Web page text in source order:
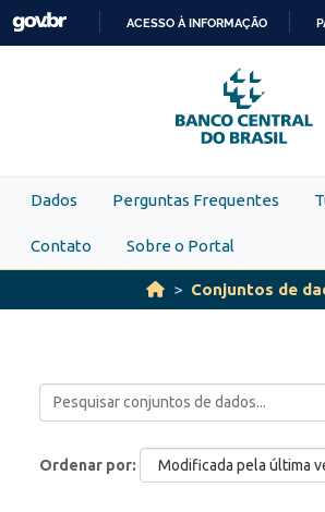
Skip to main content
PARA
O
CONTEÚDO
ACESSO À INFORMAÇÃO
Dados Perguntas Frequentes
Contato Sobre o Portal
Conjuntos de
Ordenar por